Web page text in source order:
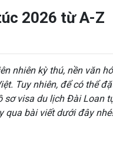
2026 từ A-Z
nhiên kỳ thú, nền văn
Tuy nhiên, để có thể
visa du lịch Đài Loan
qua bài viết dưới đây nhé!